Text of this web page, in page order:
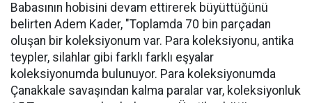
Babasının hobisini devam ettirerek büyüttüğünü
belirten Adem Kader, "Toplamda 70 bin parçadan
oluşan bir koleksiyonum var. Para koleksiyonu, antika
teypler, silahlar gibi farklı farklı eşyalar
koleksiyonumda bulunuyor. Para koleksiyonumda
Çanakkale savaşından kalma paralar var, koleksiyonluk